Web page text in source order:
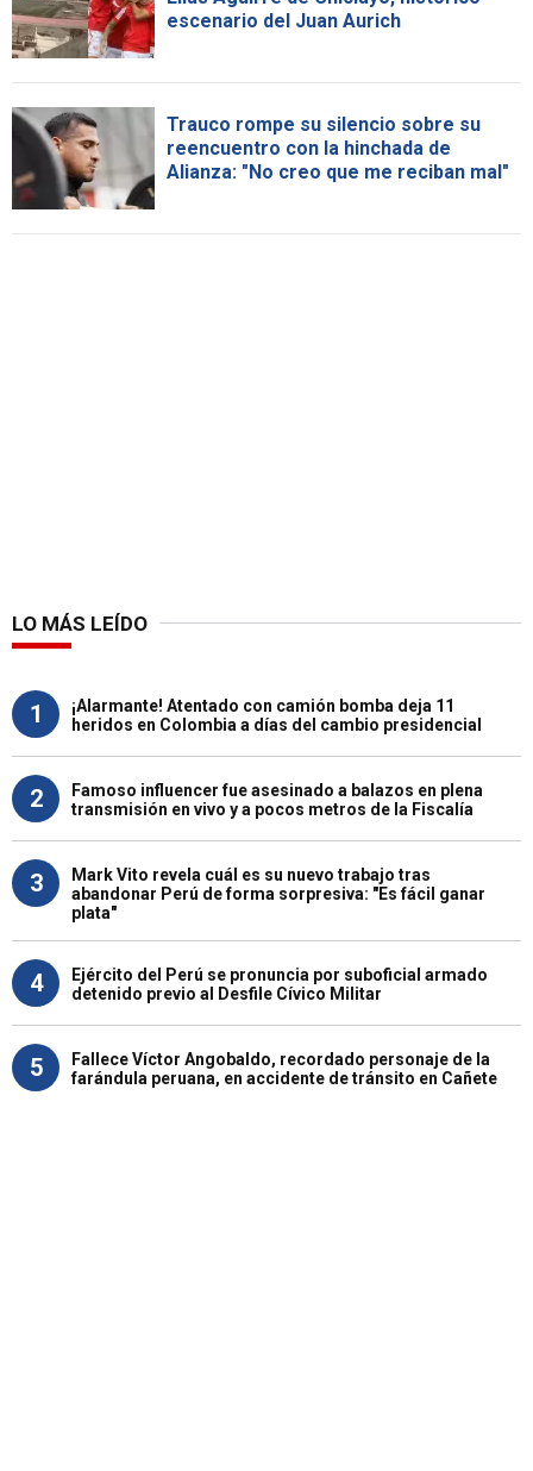
escenario del Juan Aurich
Trauco rompe su silencio sobre su
reencuentro con la hinchada de
Alianza: "No creo que me reciban mal"
LO MÁS LEÍDO
1
¡Alarmante! Atentado con camión bomba deja 11
heridos en Colombia a días del cambio presidencial
2
Famoso influencer fue asesinado a balazos en plena
transmisión en vivo y a pocos metros de la Fiscalía
3
Mark Vito revela cuál es su nuevo trabajo tras
abandonar Perú de forma sorpresiva: "Es fácil ganar
plata"
4
Ejército del Perú se pronuncia por suboficial armado
detenido previo al Desfile Cívico Militar
5
Fallece Víctor Angobaldo, recordado personaje de la
farándula peruana, en accidente de tránsito en Cañete